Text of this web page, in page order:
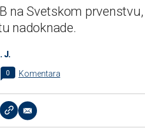
na Svetskom
nadoknade.
J.
0 Komentara